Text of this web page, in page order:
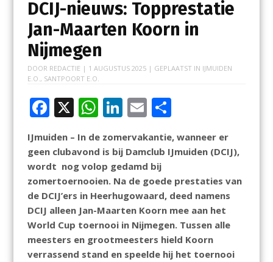
DCIJ-nieuws: Topprestatie
Jan-Maarten Koorn in
Nijmegen
DOOR REDACTIE | 1 AUGUSTUS 2025| GEPLAATST IN IJMUIDEN
E.O. , SANTPOORT E.O.
F
ac
e
b
o
o
k
X W
at
s
A
p
p
Li
k
e
dI
n
E
m
ai
l
D
e
n
IJmuiden – In de zomervakantie, wanneer er
geen clubavond is bij Damclub IJmuiden (DCIJ),
wordt nog volop gedamd bij
zomertoernooien. Na de goede prestaties van
de DCIJ’ers in Heerhugowaard, deed namens
DCIJ alleen Jan-Maarten Koorn mee aan het
World Cup toernooi in Nijmegen. Tussen alle
meesters en grootmeesters hield Koorn
verrassend stand en speelde hij het toernooi